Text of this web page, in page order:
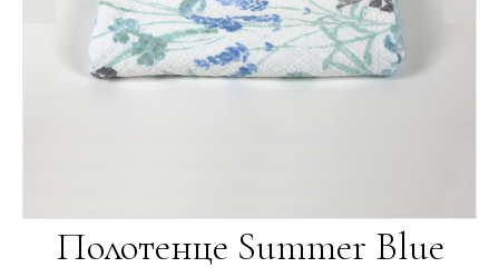
Полотенце Summer Blue